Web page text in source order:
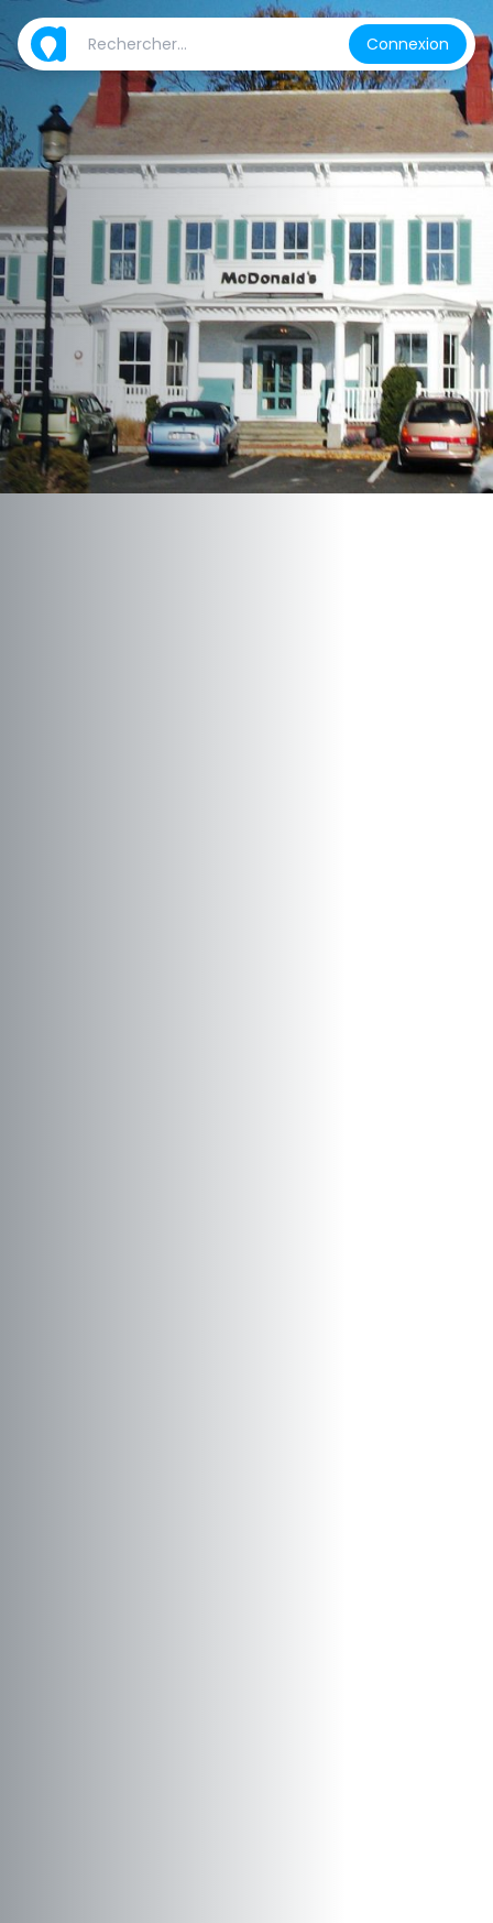
Connexion